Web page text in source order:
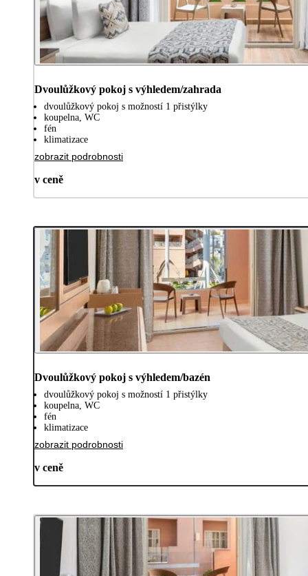
Dvoulůžkový pokoj s výhledem/zahrada
dvoulůžkový pokoj s možností 1 přistýlky
koupelna, WC
fén
klimatizace
zobrazit podrobnosti
v ceně
Dvoulůžkový pokoj s výhledem/bazén
dvoulůžkový pokoj s možností 1 přistýlky
koupelna, WC
fén
klimatizace
zobrazit podrobnosti
v ceně